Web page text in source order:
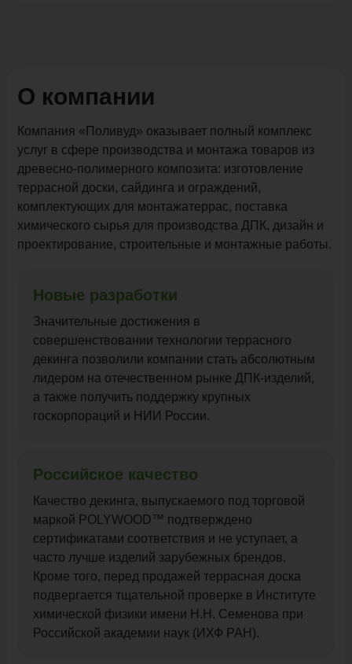
О компании
Компания «Поливуд» оказывает полный комплекс
услуг в сфере производства и монтажа товаров из
древесно-полимерного композита: изготовление
террасной доски, сайдинга и ограждений,
комплектующих для монтажатеррас, поставка
химического сырья для производства ДПК, дизайн и
проектирование, строительные и монтажные работы.
Новые разработки
Значительные достижения в
совершенствовании технологии террасного
декинга позволили компании стать абсолютным
лидером на отечественном рынке ДПК-изделий,
а также получить поддержку крупных
госкорпораций и НИИ России.
Российское качество
Качество декинга, выпускаемого под торговой
маркой POLYWOOD™ подтверждено
сертификатами соответствия и не уступает, а
часто лучше изделий зарубежных брендов.
Кроме того, перед продажей террасная доска
подвергается тщательной проверке в Институте
химической физики имени Н.Н. Семенова при
Российской академии наук (ИХФ РАН).